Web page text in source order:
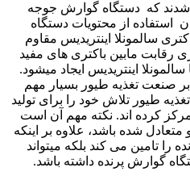
شدند که دستگاه گوارش جوجه
استفاده از محتویات دستگاه
سالمونلا اینتریدیس مقاوم
رقابت مابین باکتری های مفید
اینتریدیس ایجاد میشود.
بر صنعت تغذیه طیور بسیار مهم
طیور تلاش خود را برای تولید
کرده اند. نکته مهم آن است
شده باشد، علاوه بر اینکه
را تامین می کند بلکه میتواند
گوارش پرنده داشته باشد.